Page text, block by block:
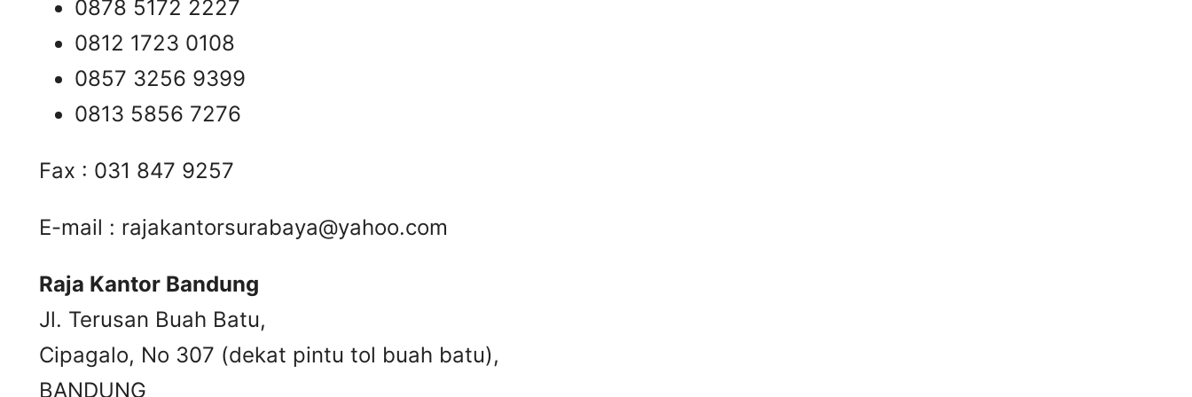
0878 5172 2227
0812 1723 0108
0857 3256 9399
0813 5856 7276
Fax : 031 847 9257
E-mail : rajakantorsurabaya@yahoo.com
Raja Kantor Bandung
Jl. Terusan Buah Batu,
Cipagalo, No 307 (dekat pintu tol buah batu),
BANDUNG